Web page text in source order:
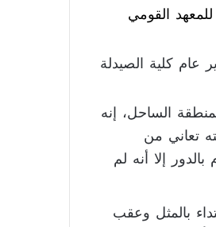
القومي
ويعمل أمين ومدير عام كلية الصيدلة
للأورام ويدعى أحمد 41 سنة مقيم بمنطقة الساحل، إنه
تعاني من
إلا أنه لم
بالمثل وعقب